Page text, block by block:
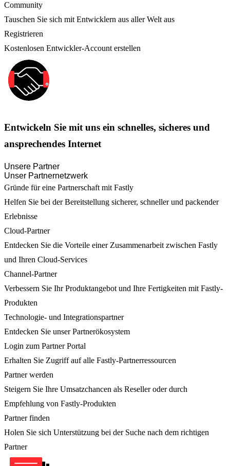
Community
Tauschen Sie sich mit Entwicklern aus aller Welt aus
Registrieren
Kostenlosen Entwickler-Account erstellen
Entwickeln Sie mit uns ein schnelles, sicheres und
ansprechendes Internet
Unsere Partner
Unser Partnernetzwerk
Gründe für eine Partnerschaft mit Fastly
Helfen Sie bei der Bereitstellung sicherer, schneller und packender
Erlebnisse
Cloud-Partner
Entdecken Sie die Vorteile einer Zusammenarbeit zwischen Fastly
und Ihren Cloud-Services
Channel-Partner
Verbessern Sie Ihr Produktangebot und Ihre Fertigkeiten mit Fastly-
Produkten
Technologie- und Integrationspartner
Entdecken Sie unser Partnerökosystem
Login zum Partner Portal
Erhalten Sie Zugriff auf alle Fastly-Partnerressourcen
Partner werden
Steigern Sie Ihre Umsatzchancen als Reseller oder durch
Empfehlung von Fastly-Produkten
Partner finden
Holen Sie sich Unterstützung bei der Suche nach dem richtigen
Partner